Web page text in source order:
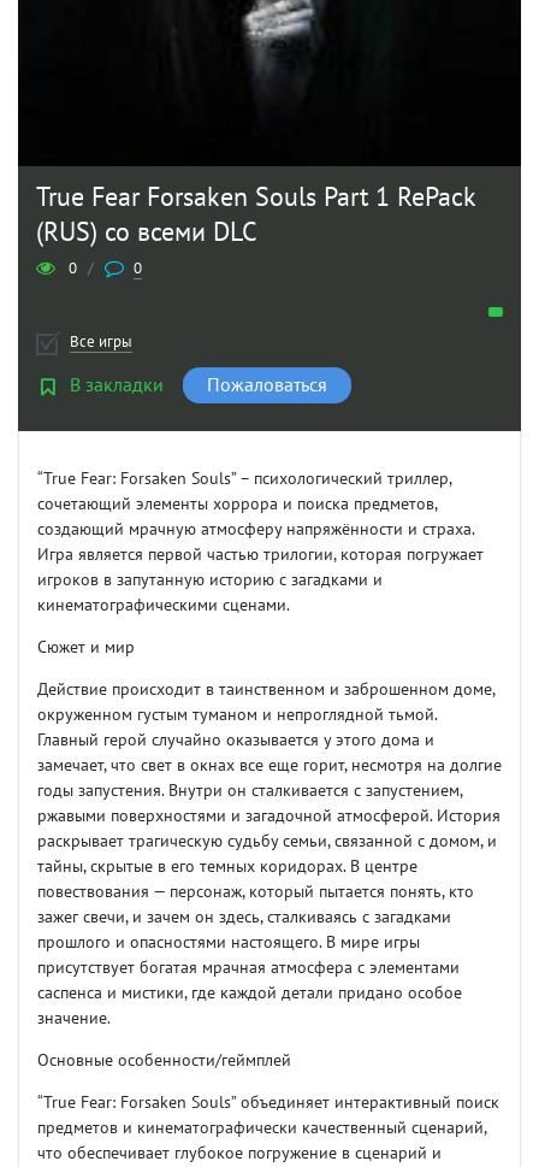
True Fear Forsaken Souls Part 1 RePack
(RUS) со всеми DLC
0 / 0
Все игры
В закладки Пожаловаться
“True Fear: Forsaken Souls” – психологический триллер,
сочетающий элементы хоррора и поиска предметов,
создающий мрачную атмосферу напряжённости и страха.
Игра является первой частью трилогии, которая погружает
игроков в запутанную историю с загадками и
кинематографическими сценами.
Сюжет и мир
Действие происходит в таинственном и заброшенном доме,
окруженном густым туманом и непроглядной тьмой.
Главный герой случайно оказывается у этого дома и
замечает, что свет в окнах все еще горит, несмотря на долгие
годы запустения. Внутри он сталкивается с запустением,
ржавыми поверхностями и загадочной атмосферой. История
раскрывает трагическую судьбу семьи, связанной с домом, и
тайны, скрытые в его темных коридорах. В центре
повествования — персонаж, который пытается понять, кто
зажег свечи, и зачем он здесь, сталкиваясь с загадками
прошлого и опасностями настоящего. В мире игры
присутствует богатая мрачная атмосфера с элементами
саспенса и мистики, где каждой детали придано особое
значение.
Основные особенности/геймплей
“True Fear: Forsaken Souls” объединяет интерактивный поиск
предметов и кинематографически качественный сценарий,
что обеспечивает глубокое погружение в сценарий и